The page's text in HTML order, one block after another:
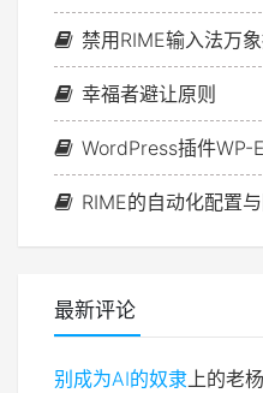
禁用RIME输入法万
幸福者避让原则
WordPress插件WP-
RIME的自动化配置
最新评论
别成为AI的奴隶上的老杨